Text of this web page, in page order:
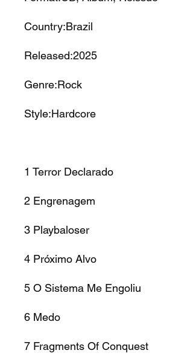
Country:Brazil
Released:2025
Genre:Rock
Style:Hardcore
1 Terror Declarado
2 Engrenagem
3 Playbaloser
4 Próximo Alvo
5 O Sistema Me Engoliu
6 Medo
7 Fragments Of Conquest